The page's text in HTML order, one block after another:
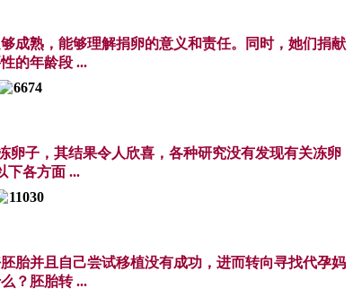
成熟，能够理解捐卵的意义和责任。同时，她们捐献
的年龄段 ...
6674
卵子，其结果令人欣喜，各种研究没有发现有关冻卵
下各方面 ...
11030
胎并且自己尝试移植没有成功，进而转向寻找代孕妈
？胚胎转 ...